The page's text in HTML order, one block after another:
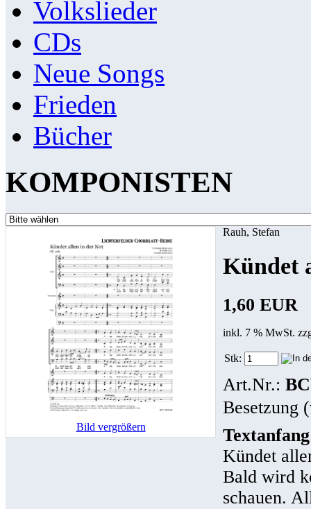
Volkslieder
CDs
Neue Songs
Frieden
Bücher
KOMPONISTEN
Bild vergrößern
Rauh, Stefan
Kündet
1,60 EUR
inkl. 7 % MwSt.
Stk:
Art.Nr.:
Besetzung
Kündet
Bald wird
schauen.